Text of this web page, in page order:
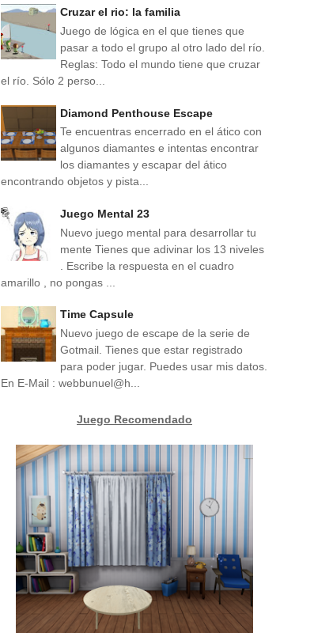
Cruzar el rio: la familia
Juego de lógica en el que tienes que
pasar a todo el grupo al otro lado del río.
Reglas: Todo el mundo tiene que cruzar
el río. Sólo 2 perso...
Diamond Penthouse Escape
Te encuentras encerrado en el ático con
algunos diamantes e intentas encontrar
los diamantes y escapar del ático
encontrando objetos y pista...
Juego Mental 23
Nuevo juego mental para desarrollar tu
mente Tienes que adivinar los 13 niveles
. Escribe la respuesta en el cuadro
amarillo , no pongas ...
Time Capsule
Nuevo juego de escape de la serie de
Gotmail. Tienes que estar registrado
para poder jugar. Puedes usar mis datos.
En E-Mail : webbunuel@h...
Juego Recomendado